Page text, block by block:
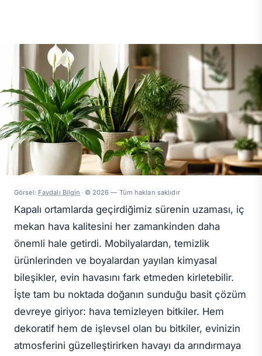
Görsel: Faydalı Bilgin · © 2026 — Tüm hakları saklıdır
Kapalı ortamlarda geçirdiğimiz sürenin uzaması, iç
mekan hava kalitesini her zamankinden daha
önemli hale getirdi. Mobilyalardan, temizlik
ürünlerinden ve boyalardan yayılan kimyasal
bileşikler, evin havasını fark etmeden kirletebilir.
İşte tam bu noktada doğanın sunduğu basit çözüm
devreye giriyor: hava temizleyen bitkiler. Hem
dekoratif hem de işlevsel olan bu bitkiler, evinizin
atmosferini güzelleştirirken havayı da arındırmaya